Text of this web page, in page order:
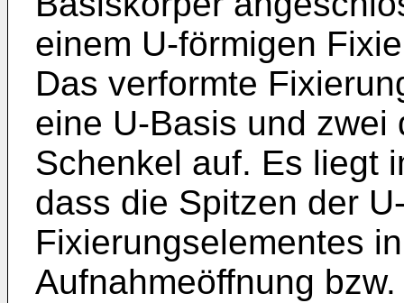
einem U-förmigen
Das verformte
eine U-Basis und
Schenkel auf. Es liegt
dass die Spitzen der
Fixierungselementes
Aufnahmeöffnung